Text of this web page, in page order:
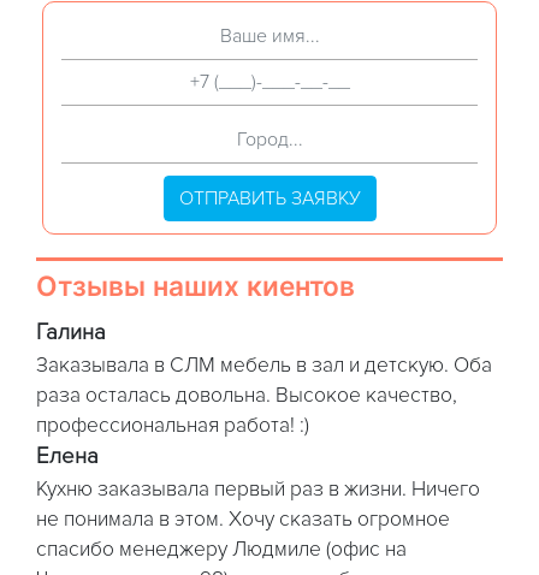
ОТПРАВИТЬ ЗАЯВКУ
Отзывы наших киентов
Галина
Заказывала в СЛМ мебель в зал и детскую. Оба
раза осталась довольна. Высокое качество,
профессиональная работа! :)
Елена
Кухню заказывала первый раз в жизни. Ничего
не понимала в этом. Хочу сказать огромное
спасибо менеджеру Людмиле (офис на